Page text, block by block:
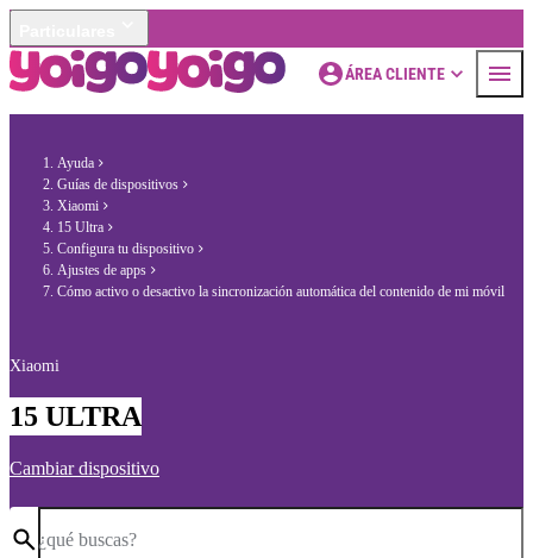
ÁREA CLIENTE
Ayuda
Guías de dispositivos
Xiaomi
15 Ultra
Configura tu dispositivo
Ajustes de apps
Cómo activo o desactivo la sincronización automática del contenido de mi móvil
Xiaomi
15 ULTRA
Cambiar dispositivo
¿qué buscas?